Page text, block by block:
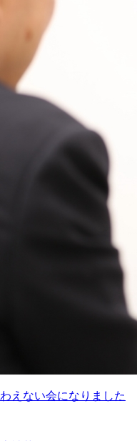
えない会になりました